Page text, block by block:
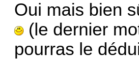
Oui mais bien
(le dernier
pourras le